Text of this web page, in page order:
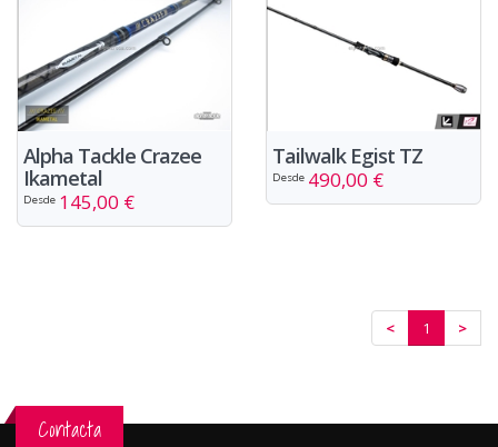
Alpha Tackle Crazee
Ikametal
Desde 145,00 €
Tailwalk Egist TZ
Desde 490,00 €
< 1 >
Contacta